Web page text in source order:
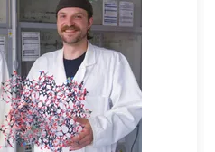
für die Zukunft
E-Mail ein Link zur
Newsletters